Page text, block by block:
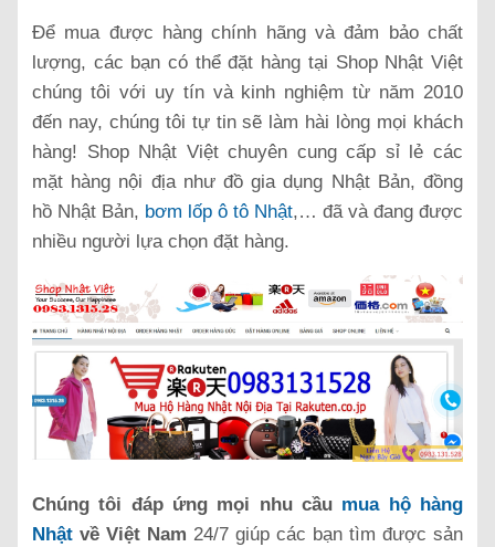
Để mua được hàng chính hãng và đảm bảo chất
lượng, các bạn có thể đặt hàng tại Shop Nhật Việt
chúng tôi với uy tín và kinh nghiệm từ năm 2010
đến nay, chúng tôi tự tin sẽ làm hài lòng mọi khách
hàng! Shop Nhật Việt chuyên cung cấp sỉ lẻ các
mặt hàng nội địa như đồ gia dụng Nhật Bản, đồng
hồ Nhật Bản, bơm lốp ô tô Nhật,… đã và đang được
nhiều người lựa chọn đặt hàng.
Chúng tôi đáp ứng mọi nhu cầu mua hộ hàng
Nhật về Việt Nam 24/7 giúp các bạn tìm được sản